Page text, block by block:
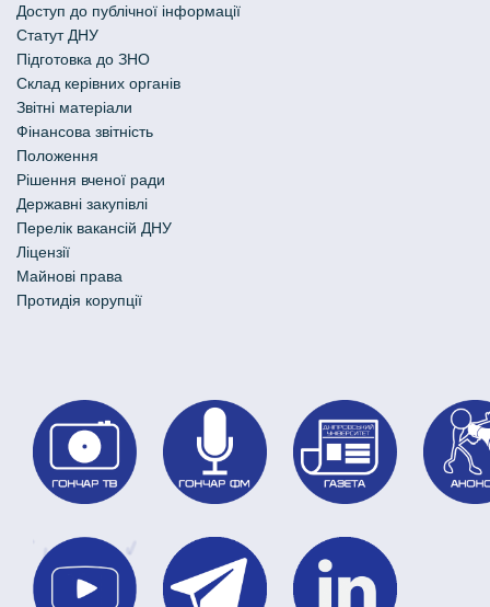
Доступ до публічної інформації
Статут ДНУ
Підготовка до ЗНО
Склад керівних органів
Звітні матеріали
Фінансова звітність
Положення
Рішення вченої ради
Державні закупівлі
Перелік вакансій ДНУ
Ліцензії
Майнові права
Протидія корупції